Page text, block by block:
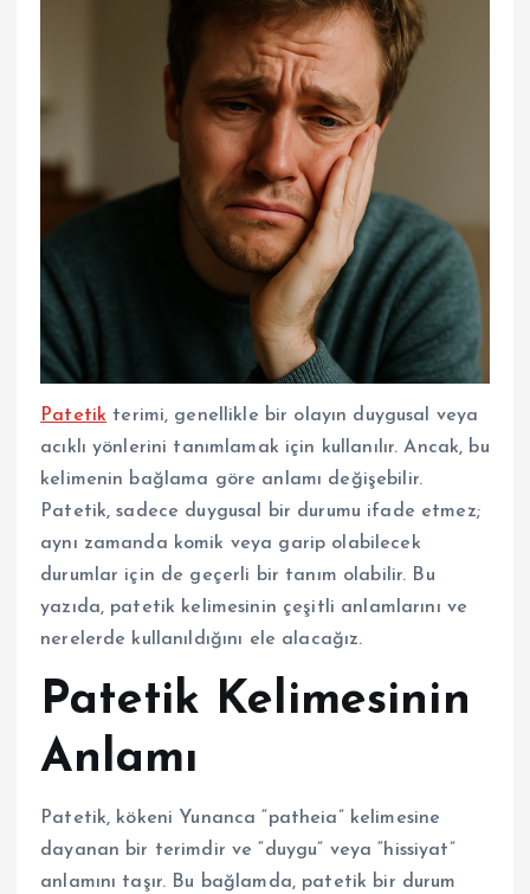
Patetik terimi, genellikle bir olayın duygusal veya
acıklı yönlerini tanımlamak için kullanılır. Ancak, bu
kelimenin bağlama göre anlamı değişebilir.
Patetik, sadece duygusal bir durumu ifade etmez;
aynı zamanda komik veya garip olabilecek
durumlar için de geçerli bir tanım olabilir. Bu
yazıda, patetik kelimesinin çeşitli anlamlarını ve
nerelerde kullanıldığını ele alacağız.
Patetik Kelimesinin
Anlamı
Patetik, kökeni Yunanca “patheia” kelimesine
dayanan bir terimdir ve “duygu” veya “hissiyat”
anlamını taşır. Bu bağlamda, patetik bir durum